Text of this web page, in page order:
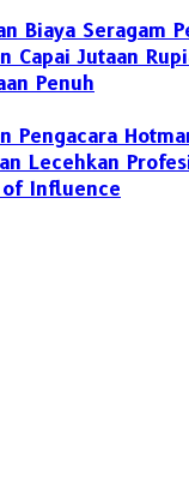
Biaya Seragam
Capai Jutaan
Penuh
Pengacara
Lecehkan
of Influence